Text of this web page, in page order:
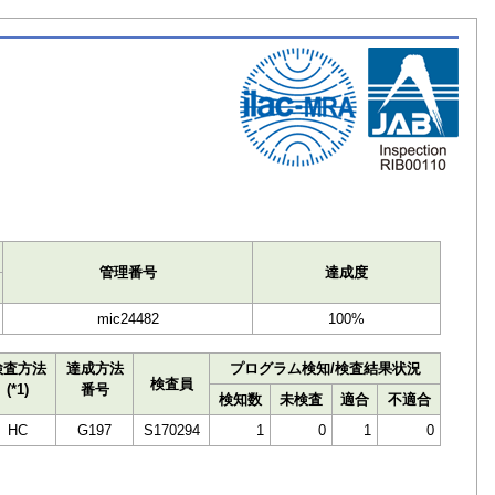
管理番号 達成度
mic24482 100%
査方法
(*1)
達成方法
番号
検査員
プログラム検知/検査結果状況
検知数
未検査 適合
不適合
HC
G197 S170294 1 0 1 0